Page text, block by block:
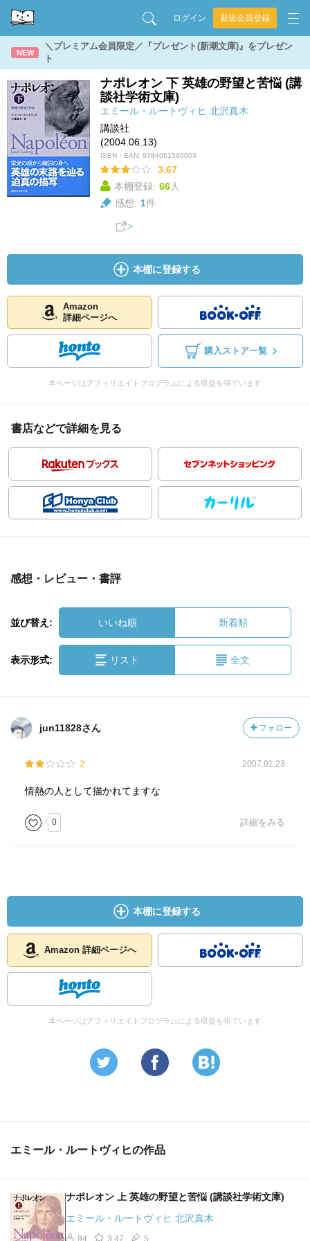
ログイン 新規会員登録
NEW
＼プレミアム会員限定／『プレゼント(新潮文庫)』をプレゼン
ト
ナポレオン 下 英雄の野望と苦悩 (講
談社学術文庫)
エミール・ルートヴィヒ 北沢真木
講談社
(2004.06.13)
ISBN・EAN: 9784061596603
3.67
本棚登録: 66人
感想: 1件
本棚に登録する
Amazon
詳細ページへ
購入ストア一覧
本ページはアフィリエイトプログラムによる収益を得ています
書店などで詳細を見る
感想・レビュー・書評
並び替え: いいね順 新着順
表示形式: リスト 全文
jun11828さん フォロー
2 2007.01.23
情熱の人として描かれてますな
0 詳細をみる
本棚に登録する
Amazon 詳細ページへ
本ページはアフィリエイトプログラムによる収益を得ています
エミール・ルートヴィヒの作品
ナポレオン 上 英雄の野望と苦悩 (講談社学術文庫)
エミール・ルートヴィヒ 北沢真木
94 3.47 5